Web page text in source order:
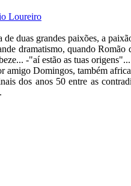
Loureiro
duas grandes paixões, a
dramatismo, quando Romão
-"aí estão as tuas
Domingos, também
dos anos 50 entre as